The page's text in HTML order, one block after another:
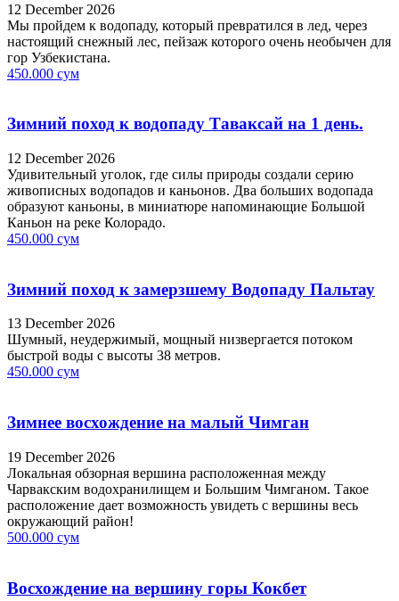
12 December 2026
Мы пройдем к водопаду, который превратился в лед, через
настоящий снежный лес, пейзаж которого очень необычен для
гор Узбекистана.
450.000 сум
Зимний поход к водопаду Таваксай на 1 день.
12 December 2026
Удивительный уголок, где силы природы создали серию
живописных водопадов и каньонов. Два больших водопада
образуют каньоны, в миниатюре напоминающие Большой
Каньон на реке Колорадо.
450.000 сум
Зимний поход к замерзшему Водопаду Пальтау
13 December 2026
Шумный, неудержимый, мощный низвергается потоком
быстрой воды с высоты 38 метров.
450.000 сум
Зимнее восхождение на малый Чимган
19 December 2026
Локальная обзорная вершина расположенная между
Чарвакским водохранилищем и Большим Чимганом. Такое
расположение дает возможность увидеть с вершины весь
окружающий район!
500.000 сум
Восхождение на вершину горы Кокбет